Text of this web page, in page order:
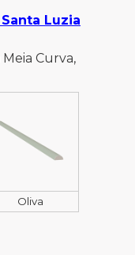
Luzia
Curva,
Oliva